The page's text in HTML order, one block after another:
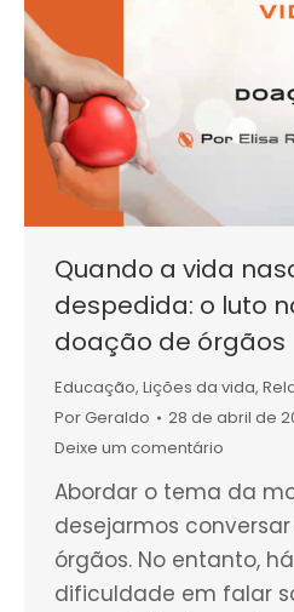
Quando a vida
despedida: o luto
doação de órgãos
Educação, Lições da vida,
PorGeraldo
28 de abril de
Deixe um comentário
Abordar o tema da
desejarmos
órgãos. No entanto,
dificuldade em falar